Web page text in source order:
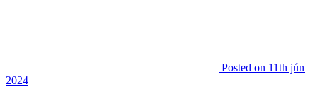
Posted on 11th jún
2024